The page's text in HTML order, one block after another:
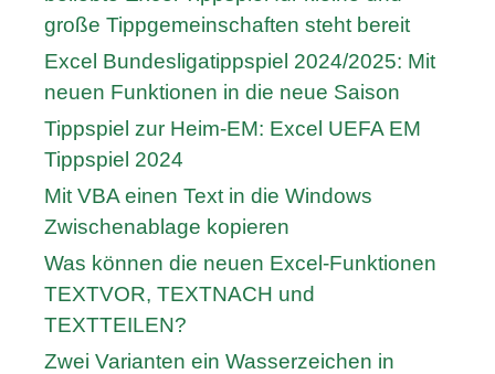
große Tippgemeinschaften steht bereit
Excel Bundesligatippspiel 2024/2025: Mit
neuen Funktionen in die neue Saison
Tippspiel zur Heim-EM: Excel UEFA EM
Tippspiel 2024
Mit VBA einen Text in die Windows
Zwischenablage kopieren
Was können die neuen Excel-Funktionen
TEXTVOR, TEXTNACH und
TEXTTEILEN?
Zwei Varianten ein Wasserzeichen in